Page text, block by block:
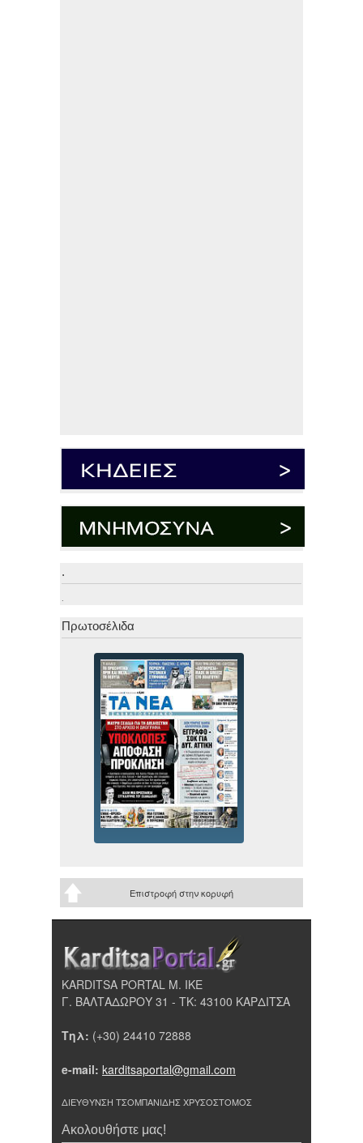
.
.
Πρωτοσέλιδα
Επιστροφή στην κορυφή
KARDITSA PORTAL Μ. ΙΚΕ
Γ. ΒΑΛΤΑΔΩΡΟΥ 31 - ΤΚ: 43100 ΚΑΡΔΙΤΣΑ
Τηλ: (+30) 24410 72888
e-mail: karditsaportal@gmail.com
ΔΙΕΥΘΥΝΣΗ ΤΣΟΜΠΑΝΙΔΗΣ ΧΡΥΣΟΣΤΟΜΟΣ
Ακολουθήστε μας!